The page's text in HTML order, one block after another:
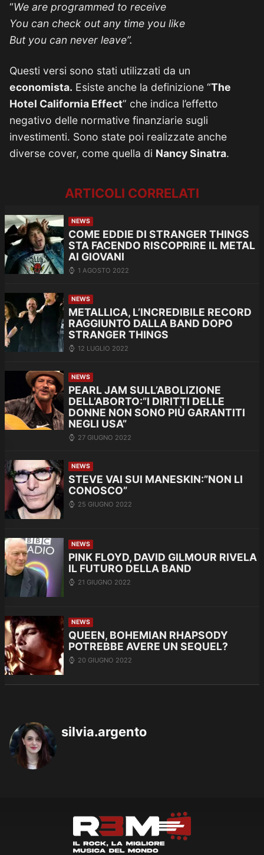
“We are programmed to receive
You can check out any time you like
But you can never leave”.
Questi versi sono stati utilizzati da un
economista. Esiste anche la definizione “The
Hotel California Effect” che indica l’effetto
negativo delle normative finanziarie sugli
investimenti. Sono state poi realizzate anche
diverse cover, come quella di Nancy Sinatra.
ARTICOLI CORRELATI
NEWS
COME EDDIE DI STRANGER THINGS
STA FACENDO RISCOPRIRE IL METAL
AI GIOVANI
1 AGOSTO 2022
NEWS
METALLICA, L’INCREDIBILE RECORD
RAGGIUNTO DALLA BAND DOPO
STRANGER THINGS
12 LUGLIO 2022
NEWS
PEARL JAM SULL’ABOLIZIONE
DELL’ABORTO:”I DIRITTI DELLE
DONNE NON SONO PIÙ GARANTITI
NEGLI USA”
27 GIUGNO 2022
NEWS
STEVE VAI SUI MANESKIN:”NON LI
CONOSCO”
25 GIUGNO 2022
NEWS
PINK FLOYD, DAVID GILMOUR RIVELA
IL FUTURO DELLA BAND
21 GIUGNO 2022
NEWS
QUEEN, BOHEMIAN RHAPSODY
POTREBBE AVERE UN SEQUEL?
20 GIUGNO 2022
silvia.argento